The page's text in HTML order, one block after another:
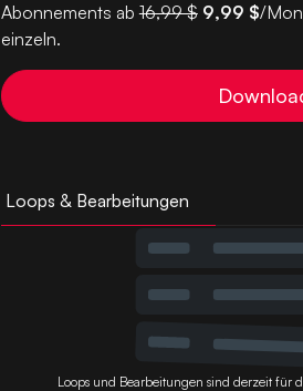
Abonnements ab16,99 $ 9,99 $/
einzeln.
Loops & Bearbeitungen
Loops und Bearbeitungen sind derzeit für